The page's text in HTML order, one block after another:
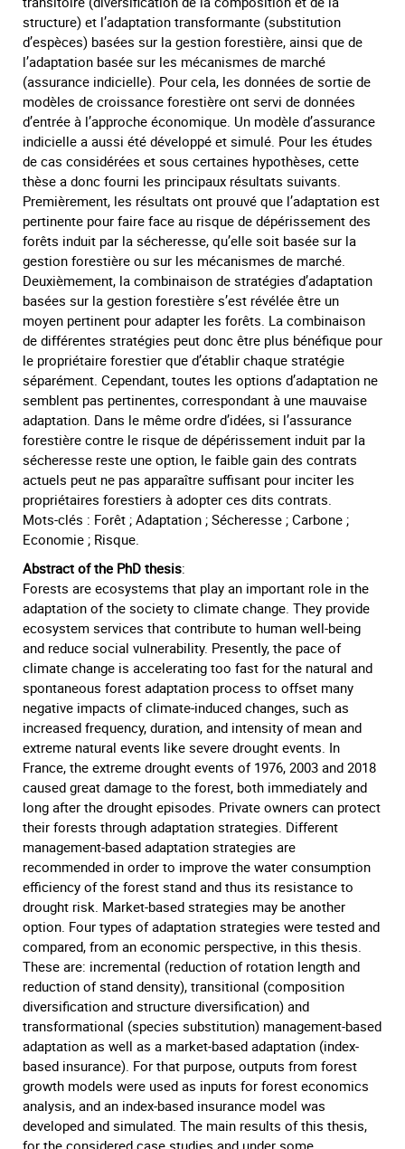
structure) et l’adaptation transformante (substitution
d’espèces) basées sur la gestion forestière, ainsi que de
l’adaptation basée sur les mécanismes de marché
(assurance indicielle). Pour cela, les données de sortie de
modèles de croissance forestière ont servi de données
d’entrée à l’approche économique. Un modèle d’assurance
indicielle a aussi été développé et simulé. Pour les études
de cas considérées et sous certaines hypothèses, cette
thèse a donc fourni les principaux résultats suivants.
Premièrement, les résultats ont prouvé que l’adaptation est
pertinente pour faire face au risque de dépérissement des
forêts induit par la sécheresse, qu’elle soit basée sur la
gestion forestière ou sur les mécanismes de marché.
Deuxièmement, la combinaison de stratégies d’adaptation
basées sur la gestion forestière s’est révélée être un
moyen pertinent pour adapter les forêts. La combinaison
de différentes stratégies peut donc être plus bénéfique pour
le propriétaire forestier que d’établir chaque stratégie
séparément. Cependant, toutes les options d’adaptation ne
semblent pas pertinentes, correspondant à une mauvaise
adaptation. Dans le même ordre d’idées, si l’assurance
forestière contre le risque de dépérissement induit par la
sécheresse reste une option, le faible gain des contrats
actuels peut ne pas apparaître suffisant pour inciter les
propriétaires forestiers à adopter ces dits contrats.
Mots-clés : Forêt ; Adaptation ; Sécheresse ; Carbone ;
Economie ; Risque.
Abstract of the PhD thesis:
Forests are ecosystems that play an important role in the
adaptation of the society to climate change. They provide
ecosystem services that contribute to human well-being
and reduce social vulnerability. Presently, the pace of
climate change is accelerating too fast for the natural and
spontaneous forest adaptation process to offset many
negative impacts of climate-induced changes, such as
increased frequency, duration, and intensity of mean and
extreme natural events like severe drought events. In
France, the extreme drought events of 1976, 2003 and 2018
caused great damage to the forest, both immediately and
long after the drought episodes. Private owners can protect
their forests through adaptation strategies. Different
management-based adaptation strategies are
recommended in order to improve the water consumption
efficiency of the forest stand and thus its resistance to
drought risk. Market-based strategies may be another
option. Four types of adaptation strategies were tested and
compared, from an economic perspective, in this thesis.
These are: incremental (reduction of rotation length and
reduction of stand density), transitional (composition
diversification and structure diversification) and
transformational (species substitution) management-based
adaptation as well as a market-based adaptation (index-
based insurance). For that purpose, outputs from forest
growth models were used as inputs for forest economics
analysis, and an index-based insurance model was
developed and simulated. The main results of this thesis,
for the considered case studies and under some